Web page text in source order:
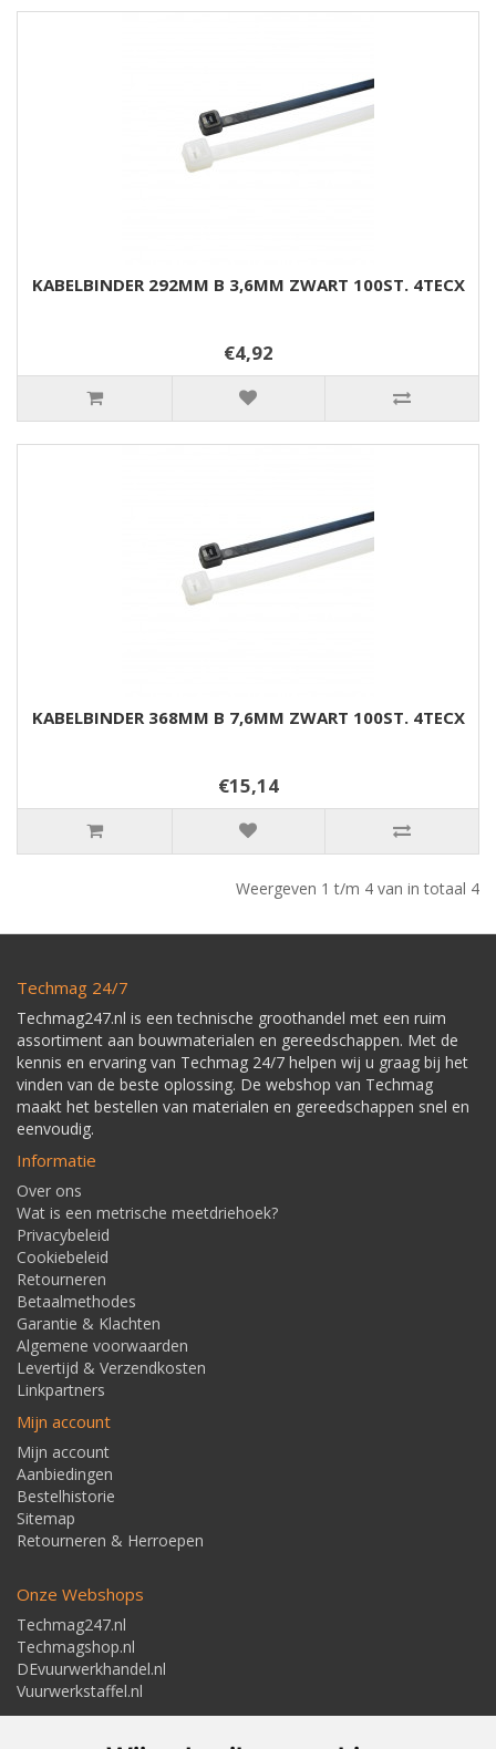
KABELBINDER 292MM B 3,6MM ZWART 100ST. 4TECX
€4,92
KABELBINDER 368MM B 7,6MM ZWART 100ST. 4TECX
€15,14
Weergeven 1 t/m 4 van in totaal 4
Techmag 24/7
Techmag247.nl is een technische groothandel met een ruim
assortiment aan bouwmaterialen en gereedschappen. Met de
kennis en ervaring van Techmag 24/7 helpen wij u graag bij het
vinden van de beste oplossing. De webshop van Techmag
maakt het bestellen van materialen en gereedschappen snel en
eenvoudig.
Informatie
Over ons
Wat is een metrische meetdriehoek?
Privacybeleid
Cookiebeleid
Retourneren
Betaalmethodes
Garantie & Klachten
Algemene voorwaarden
Levertijd & Verzendkosten
Linkpartners
Mijn account
Mijn account
Aanbiedingen
Bestelhistorie
Sitemap
Retourneren & Herroepen
Onze Webshops
Techmag247.nl
Techmagshop.nl
DEvuurwerkhandel.nl
Vuurwerkstaffel.nl
Adresgegevens